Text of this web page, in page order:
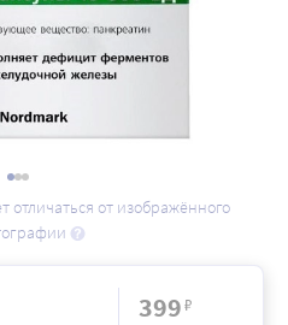
от изображённого
399₽